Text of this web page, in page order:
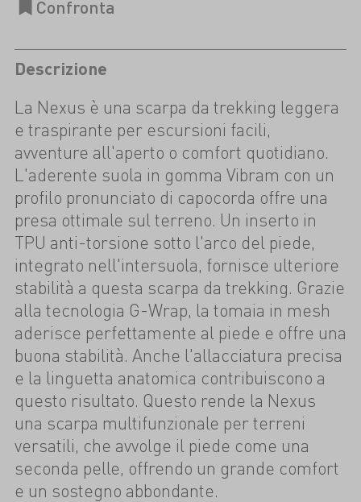
Descrizione
La Nexus è una scarpa da trekking leggera
e traspirante per escursioni facili,
avventure all'aperto o comfort quotidiano.
L'aderente suola in gomma Vibram con un
profilo pronunciato di capocorda offre una
presa ottimale sul terreno. Un inserto in
TPU anti-torsione sotto l'arco del piede,
integrato nell'intersuola, fornisce ulteriore
stabilità a questa scarpa da trekking. Grazie
alla tecnologia G-Wrap, la tomaia in mesh
aderisce perfettamente al piede e offre una
buona stabilità. Anche l'allacciatura precisa
e la linguetta anatomica contribuiscono a
questo risultato. Questo rende la Nexus
una scarpa multifunzionale per terreni
versatili, che avvolge il piede come una
seconda pelle, offrendo un grande comfort
e un sostegno abbondante.